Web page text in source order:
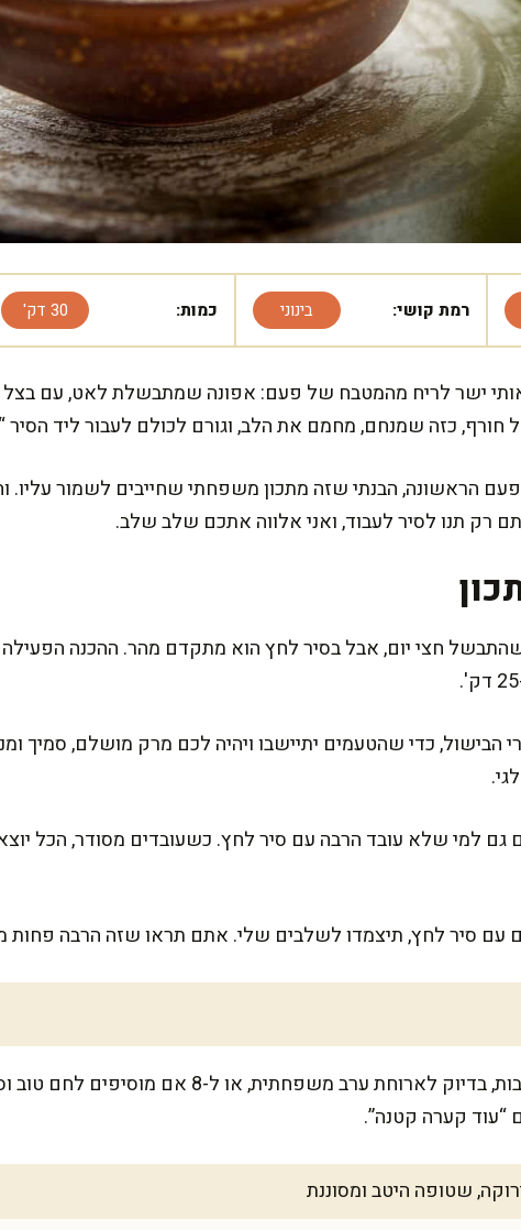
רמת קושי: בינוני כמות: 30 דק'
ישר לריח מהמטבח של פעם: אפונה שמתבשלת לאט, עם בצל
חורף, כזה שמנחם, מחמם את הלב, וגורם לכולם לעבור ליד הסיר
הראשונה, הבנתי שזה מתכון משפחתי שחייבים לשמור עליו.
רק תנו לסיר לעבוד, ואני אלווה אתכם שלב שלב.
מנוחה אחרי הבישול, כדי שהטעמים יתיישבו ויהיה לכם מרק מושלם,
גם למי שלא עובד הרבה עם סיר לחץ. כשעובדים מסודר, הכל
עם סיר לחץ, תיצמדו לשלבים שלי. אתם תראו שזה הרבה
המתכון מספיק ל-6 מנות נדיבות, בדיוק לארוחת ערב
קערה קטנה”.